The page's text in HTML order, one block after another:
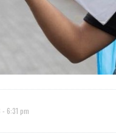
6:31 pm